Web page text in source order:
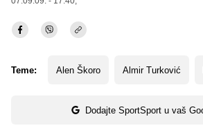
Teme: Alen Škoro Almir Turković
Dodajte SportSport u vaš